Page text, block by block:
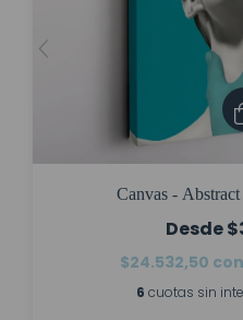
Canvas -
$24.532,50 con
6 cuotas sin